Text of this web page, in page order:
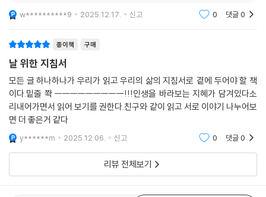
w**********9 2025.12.17. 신고 0 댓글0
종이책 구매
날 위한 지침서
모든 글 하나하나가 우리가 읽고 우리의 삶의 지침서로 곁에 두어야 할 책
이다.밑줄 쫙 ㅡㅡㅡㅡㅡㅡㅡㅡㅡ!!!인생을 바라보는 지혜가 담겨있다소
리내어가면서 읽어 보기를 권한다.친구와 같이 읽고 서로 이야기 나누어보
면 더 좋은거 같다
y******m 2025.12.06. 신고 0 댓글0
리뷰 전체보기